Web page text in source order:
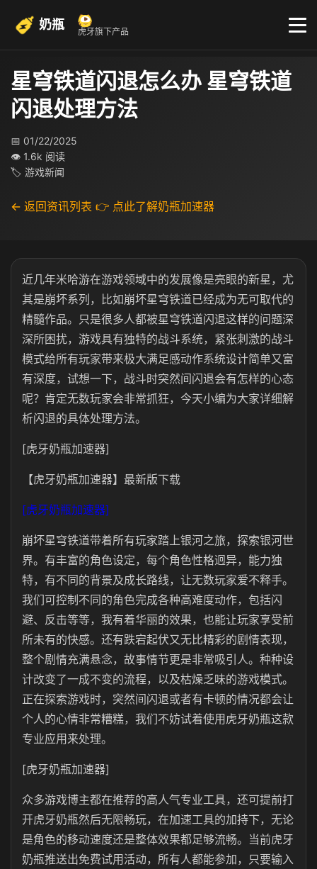
奶瓶 虎牙旗下产品
星穹铁道闪退怎么办 星穹铁道
闪退处理方法
📅 01/22/2025
👁 1.6k 阅读
🏷 游戏新闻
← 返回资讯列表 👉 点此了解奶瓶加速器
近几年米哈游在游戏领域中的发展像是亮眼的新星，尤
其是崩坏系列，比如崩坏星穹铁道已经成为无可取代的
精髓作品。只是很多人都被星穹铁道闪退这样的问题深
深所困扰，游戏具有独特的战斗系统，紧张刺激的战斗
模式给所有玩家带来极大满足感动作系统设计简单又富
有深度，试想一下，战斗时突然间闪退会有怎样的心态
呢？肯定无数玩家会非常抓狂，今天小编为大家详细解
析闪退的具体处理方法。
[虎牙奶瓶加速器]
【虎牙奶瓶加速器】最新版下载
[虎牙奶瓶加速器]
崩坏星穹铁道带着所有玩家踏上银河之旅，探索银河世
界。有丰富的角色设定，每个角色性格迥异，能力独
特，有不同的背景及成长路线，让无数玩家爱不释手。
我们可控制不同的角色完成各种高难度动作，包括闪
避、反击等等，我有着华丽的效果，也能让玩家享受前
所未有的快感。还有跌宕起伏又无比精彩的剧情表现，
整个剧情充满悬念，故事情节更是非常吸引人。种种设
计改变了一成不变的流程，以及枯燥乏味的游戏模式。
正在探索游戏时，突然间闪退或者有卡顿的情况都会让
个人的心情非常糟糕，我们不妨试着使用虎牙奶瓶这款
专业应用来处理。
[虎牙奶瓶加速器]
众多游戏博主都在推荐的高人气专业工具，还可提前打
开虎牙奶瓶然后无限畅玩，在加速工具的加持下，无论
是角色的移动速度还是整体效果都足够流畅。当前虎牙
奶瓶推送出免费试用活动，所有人都能参加，只要输入